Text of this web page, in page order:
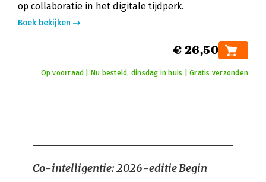
op collaboratie in het digitale tijdperk.
Boek bekijken
€ 26,50
Op voorraad | Nu besteld, dinsdag in huis | Gratis verzonden
Co-intelligentie: 2026-editieBegin